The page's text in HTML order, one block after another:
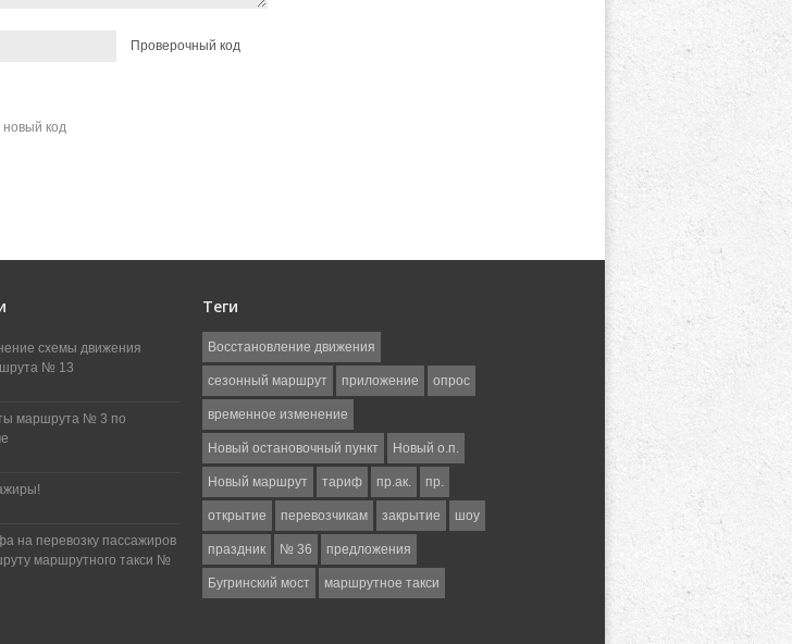
Проверочный код
новый код
схемы движения
№ 13
маршрута № 3 по
на перевозку пассажиров
маршрутного такси №
Теги
Восстановление движения
сезонный маршрут приложение опрос
временное изменение
Новый остановочный пункт Новый о.п.
Новый маршрут тариф пр.ак. пр.
открытие перевозчикам закрытие шоу
праздник № 36 предложения
Бугринский мост маршрутное такси